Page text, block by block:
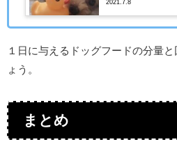
2021.7.8
１日に与えるドッグフードの分量
ょう。
まとめ